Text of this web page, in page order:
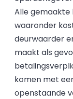
Alle gemaakte
waaronder
deurwaarder
maakt als
komen met
openstaande